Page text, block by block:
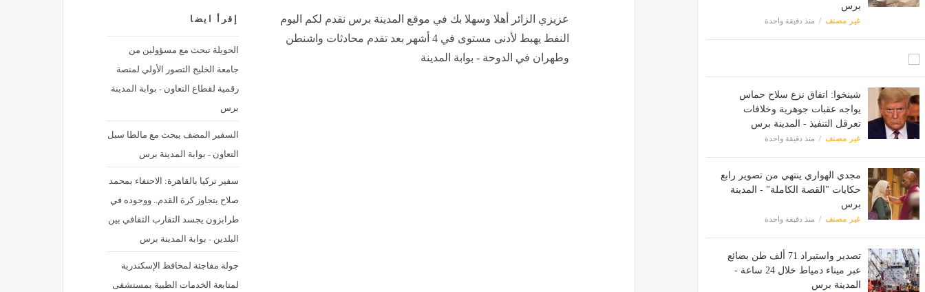
برس
غير مصنف منذ دقيقة واحدة
شينخوا: اتفاق نزع سلاح حماس
يواجه عقبات جوهرية وخلافات
تعرقل التنفيذ - المدينة برس
غير مصنف منذ دقيقة واحدة
مجدي الهواري ينتهي من تصوير رابع
حكايات "القصة الكاملة" - المدينة
برس
غير مصنف منذ دقيقة واحدة
تصدير واستيراد 71 ألف طن بضائع
عبر ميناء دمياط خلال 24 ساعة -
المدينة برس
إقرأ ايضا
الحويلة تبحث مع مسؤولين من
جامعة الخليج التصور الأولي لمنصة
رقمية لقطاع التعاون - بوابة المدينة
برس
السفير المضف يبحث مع مالطا سبل
التعاون - بوابة المدينة برس
سفير تركيا بالقاهرة: الاحتفاء بمحمد
صلاح يتجاوز كرة القدم.. ووجوده في
طرابزون يجسد التقارب الثقافي بين
البلدين - بوابة المدينة برس
جولة مفاجئة لمحافظ الإسكندرية
لمتابعة الخدمات الطبية بمستشفى
عزيزي الزائر أهلا وسهلا بك في موقع المدينة برس نقدم لكم اليوم
النفط يهبط لأدنى مستوى في 4 أشهر بعد تقدم محادثات واشنطن
وطهران في الدوحة - بوابة المدينة